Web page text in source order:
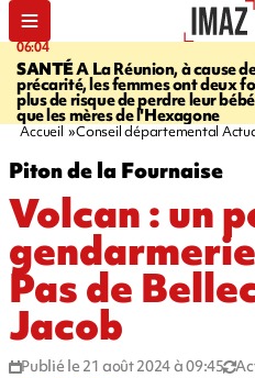
06:04
SANTÉA La Réunion, à cause
précarité, les femmes ont deux
plus de risque de perdre leur bébé
que les mères de l'Hexagone
Accueil Conseil départemental
Piton de la Fournaise
Volcan : un
Pas de
Jacob
Publié le 21 août 2024 à 09:45